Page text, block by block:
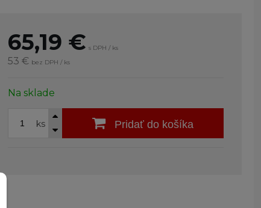
65,19 € s DPH / ks
53 € bez DPH / ks
Na sklade
ks Pridať do košíka